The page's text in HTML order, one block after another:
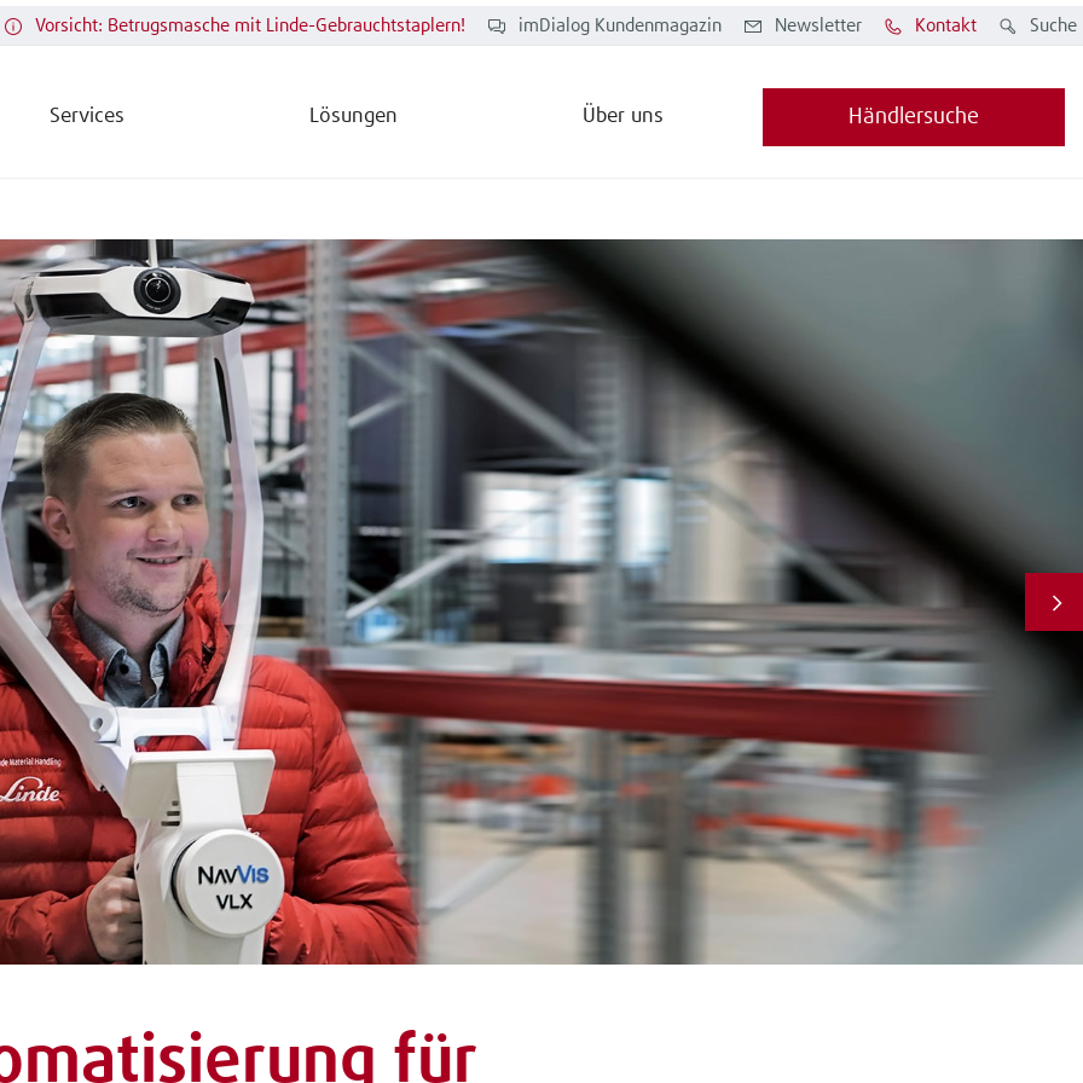
Services Lösungen Über uns
Suche
Kontakt
Newsletter
imDialog Kundenmagazin
Vorsicht: Betrugsmasche mit Linde-Gebrauchtstaplern!
Händlersuche
für